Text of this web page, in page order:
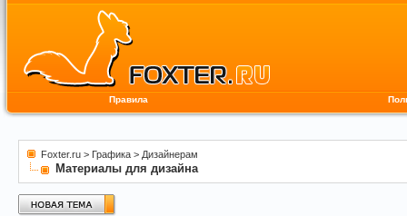
Правила
Foxter.ru > Графика > Дизайнерам
Материалы для дизайна